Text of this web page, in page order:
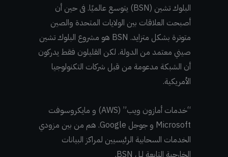
البلوك تشين (BSN) يتوسع عالميًا. فى حين أن
أصبحت العلاقات بين الولايات المتحدة والصين
متوترة بشكل متزايد. BSN هو مشروع البلوك تشين
صيني معتمد من الدولة. لكن القليلون فقط يدركون
أن الشبكة مدعومة من قبل شركات التكنولوجيا
الأمريكية.
“خدمات أمازون ويب” (AWS) و مايكروسوفت
Microsoft و جوجل Google. هم من بين مزودي
الخدمات السحابية الرئيسيين لمراكز البيانات
الخارجية التابعة لـل BSN.